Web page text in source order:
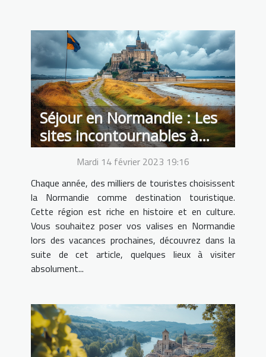
Séjour en Normandie : Les
sites incontournables à
visiterMardi 14 février 2023 19:16
Chaque année, des milliers de touristes choisissent
la Normandie comme destination touristique.
Cette région est riche en histoire et en culture.
Vous souhaitez poser vos valises en Normandie
lors des vacances prochaines, découvrez dans la
suite de cet article, quelques lieux à visiter
absolument...